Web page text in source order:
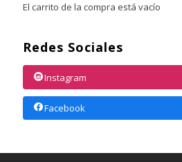
El carrito de la compra está vacío
Redes Sociales
Instagram
Facebook